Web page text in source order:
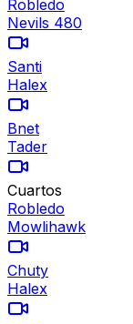
Robledo
Nevils 480
Santi
Halex
Bnet
Tader
Cuartos
Robledo
Mowlihawk
Chuty
Halex